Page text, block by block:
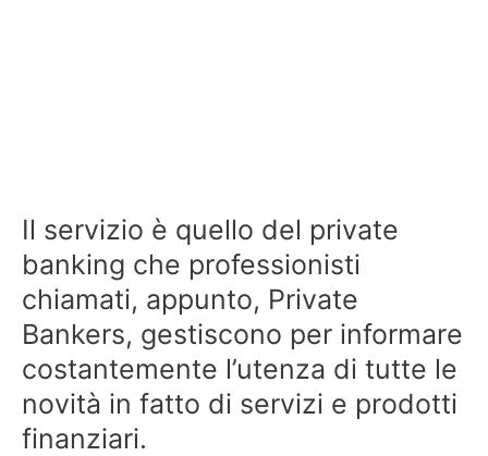
Il servizio è quello del private
banking che professionisti
chiamati, appunto, Private
Bankers, gestiscono per informare
costantemente l’utenza di tutte le
novità in fatto di servizi e prodotti
finanziari.